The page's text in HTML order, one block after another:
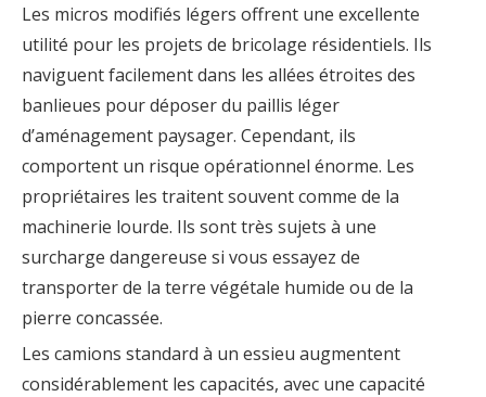
Les micros modifiés légers offrent une excellente
utilité pour les projets de bricolage résidentiels. Ils
naviguent facilement dans les allées étroites des
banlieues pour déposer du paillis léger
d’aménagement paysager. Cependant, ils
comportent un risque opérationnel énorme. Les
propriétaires les traitent souvent comme de la
machinerie lourde. Ils sont très sujets à une
surcharge dangereuse si vous essayez de
transporter de la terre végétale humide ou de la
pierre concassée.
Les camions standard à un essieu augmentent
considérablement les capacités, avec une capacité